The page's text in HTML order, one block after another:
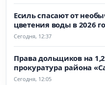
Есиль спасают от
цветения воды в 2026
Сегодня, 12:37
Права дольщиков на
прокуратура района
Сегодня, 12:05